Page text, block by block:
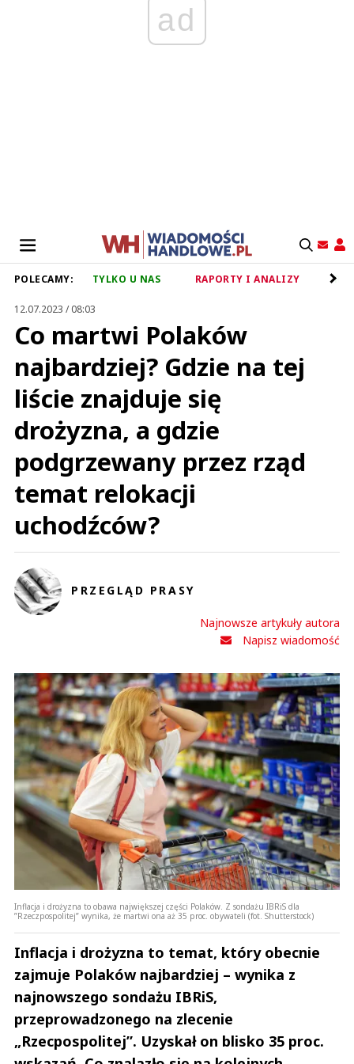
ad
POLECAMY: TYLKO U NAS RAPORTY I ANALIZY
12.07.2023 / 08:03
Co martwi Polaków
najbardziej? Gdzie na tej
liście znajduje się
drożyzna, a gdzie
podgrzewany przez rząd
temat relokacji
uchodźców?
PRZEGLĄD PRASY
Najnowsze artykuły autora
Napisz wiadomość
Inflacja i drożyzna to obawa największej części Polaków. Z sondażu IBRiS dla
”Rzeczpospolitej” wynika, że martwi ona aż 35 proc. obywateli (fot. Shutterstock)
Inflacja i drożyzna to temat, który obecnie
zajmuje Polaków najbardziej – wynika z
najnowszego sondażu IBRiS,
przeprowadzonego na zlecenie
„Rzecpospolitej”. Uzyskał on blisko 35 proc.